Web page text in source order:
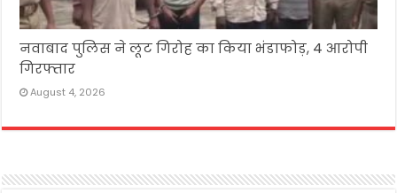
नवाबाद पुलिस ने लूट गिरोह का किया भंडाफोड़, 4 आरोपी
गिरफ्तार
August 4, 2026